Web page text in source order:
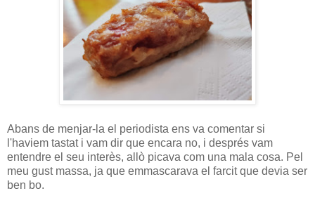
Abans de menjar-la el periodista ens va comentar si
l'haviem tastat i vam dir que encara no, i després vam
entendre el seu interès, allò picava com una mala cosa. Pel
meu gust massa, ja que emmascarava el farcit que devia ser
ben bo.